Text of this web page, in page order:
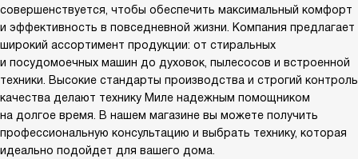
совершенствуется, чтобы обеспечить максимальный комфорт
и эффективность в повседневной жизни. Компания предлагает
широкий ассортимент продукции: от стиральных
и посудомоечных машин до духовок, пылесосов и встроенной
техники. Высокие стандарты производства и строгий контроль
качества делают технику Миле надежным помощником
на долгое время. В нашем магазине вы можете получить
профессиональную консультацию и выбрать технику, которая
идеально подойдет для вашего дома.